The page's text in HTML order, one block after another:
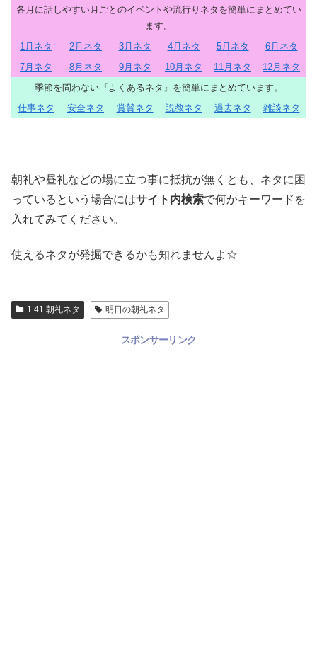
各月に話しやすい月ごとのイベントや流行りネタを簡単にまとめてい
ます。
1月ネタ
2月ネタ 3月ネタ 4月ネタ 5月ネタ
6月ネタ
7月ネタ
8月ネタ 9月ネタ 10月ネタ 11月ネタ
12月ネタ
季節を問わない『よくあるネタ』を簡単にまとめています。
仕事ネタ
安全ネタ 賞賛ネタ 説教ネタ 過去ネタ 雑談ネタ
朝礼や昼礼などの場に立つ事に抵抗が無くとも、ネタに困
っているという場合にはサイト内検索で何かキーワードを
入れてみてください。
使えるネタが発掘できるかも知れませんよ☆
1.41 朝礼ネタ 明日の朝礼ネタ
スポンサーリンク